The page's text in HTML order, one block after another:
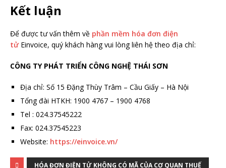
Kết luận
Để được tư vấn thêm về phần mềm hóa đơn điện
tửEinvoice, quý khách hàng vui lòng liên hệ theo địa chỉ:
CÔNG TY PHÁT TRIỂN CÔNG NGHỆ THÁI SƠN
Địa chỉ: Số 15 Đặng Thùy Trâm – Cầu Giấy – Hà Nội
Tổng đài HTKH: 1900 4767 – 1900 4768
Tel : 024.37545222
Fax: 024.37545223
Website: https://einvoice.vn/
HÓA ĐƠN ĐIỆN TỬ KHÔNG CÓ MÃ CỦA CƠ QUAN THUẾ